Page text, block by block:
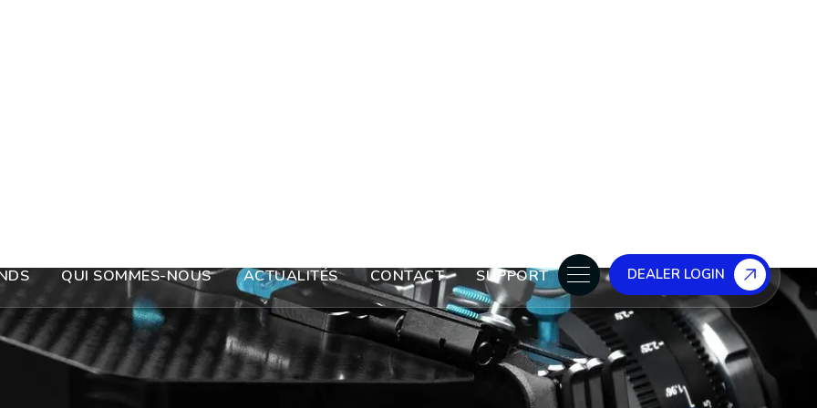
QUI SOMMES-NOUS ACTUALITÉS CONTACT SUPPORT DEALER LOGIN